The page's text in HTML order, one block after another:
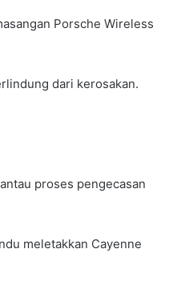
Porsche Wireless
dari kerosakan.
proses pengecasan
meletakkan Cayenne